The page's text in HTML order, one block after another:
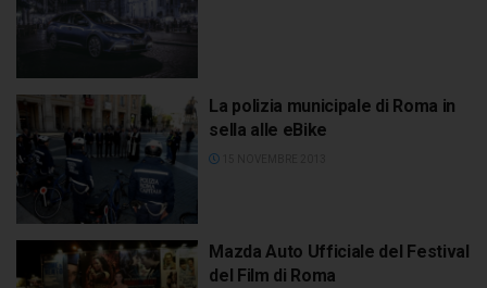
La polizia municipale di Roma in
sella alle eBike
Mazda Auto Ufficiale del Festival
del Film di Roma